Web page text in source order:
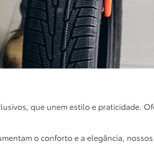
que unem estilo e praticidade.
o conforto e a elegância,